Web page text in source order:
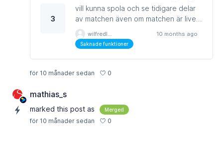
3
vill kunna spola och se tidigare delar
av matchen även om matchen är live.
Till exempel kunna spola tillbaka till 1:a
perioden även om sändningen Live är
i 3:e perioden.
10 months ago
Saknade funktioner
för 10 månader sedan 0
mathias_s
marked this post as Merged
för 10 månader sedan 0